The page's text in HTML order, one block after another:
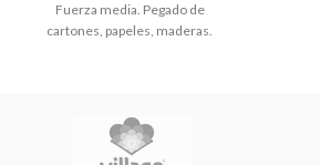
Fuerza media. Pegado de
cartones, papeles, maderas.